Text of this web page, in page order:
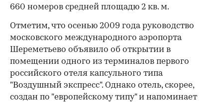
660 номеров средней площадю 2 кв. м.
Отметим, что осенью 2009 года руководство
московского международного аэропорта
Шереметьево объявило об открытии в
помещении одного из терминалов первого
российского отеля капсульного типа
"Воздушный экспресс". Однако отель, скорее,
создан по "европейскому типу" и напоминает